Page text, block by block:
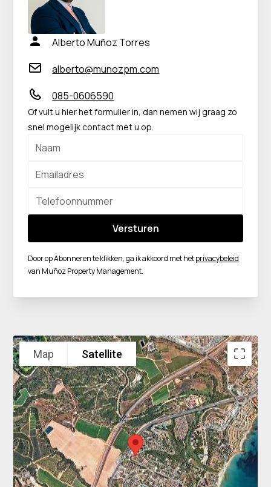
Alberto Muñoz Torres
alberto@munozpm.com
085-0606590
Of vult u hier het formulier in, dan nemen wij graag zo
snel mogelijk contact met u op.
Door op Abonneren te klikken, ga ik akkoord met hetprivacybeleid
van Muñoz Property Management.
Map Satellite